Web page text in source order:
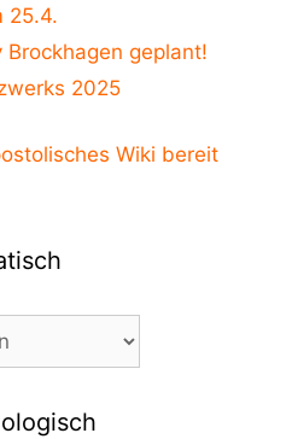
25.4.
geplant!
2025
Wiki bereit